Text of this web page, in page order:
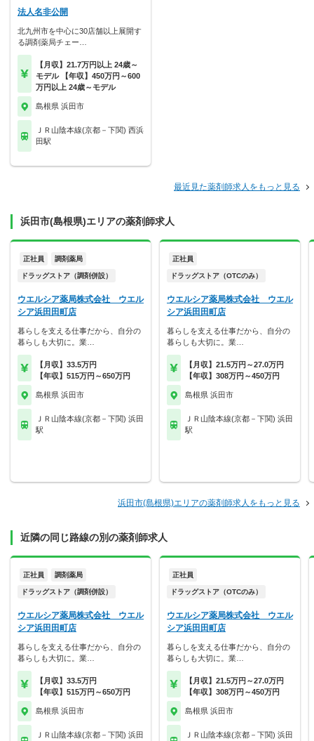
法人名非公開
北九州市を中心に30店舗以上展開す
る調剤薬局チェー…
【月収】21.7万円以上 24歳～
モデル 【年収】450万円～600
万円以上 24歳～モデル
島根県 浜田市
ＪＲ山陰本線(京都－下関) 西浜
田駅
最近見た薬剤師求人をもっと見る
浜田市(島根県)エリアの薬剤師求人
正社員 調剤薬局
ドラッグストア（調剤併設）
ウエルシア薬局株式会社 ウエル
シア浜田田町店
暮らしを支える仕事だから、自分の
暮らしも大切に。業…
【月収】33.5万円
【年収】515万円～650万円
島根県 浜田市
ＪＲ山陰本線(京都－下関) 浜田
駅
正社員
ドラッグストア（OTCのみ）
ウエルシア薬局株式会社 ウエル
シア浜田田町店
暮らしを支える仕事だから、自分の
暮らしも大切に。業…
【月収】21.5万円～27.0万円
【年収】308万円～450万円
島根県 浜田市
ＪＲ山陰本線(京都－下関) 浜田
駅
浜田市(島根県)エリアの薬剤師求人をもっと見る
近隣の同じ路線の別の薬剤師求人
正社員 調剤薬局
ドラッグストア（調剤併設）
ウエルシア薬局株式会社 ウエル
シア浜田田町店
暮らしを支える仕事だから、自分の
暮らしも大切に。業…
【月収】33.5万円
【年収】515万円～650万円
島根県 浜田市
ＪＲ山陰本線(京都－下関) 浜田
正社員
ドラッグストア（OTCのみ）
ウエルシア薬局株式会社 ウエル
シア浜田田町店
暮らしを支える仕事だから、自分の
暮らしも大切に。業…
【月収】21.5万円～27.0万円
【年収】308万円～450万円
島根県 浜田市
ＪＲ山陰本線(京都－下関) 浜田